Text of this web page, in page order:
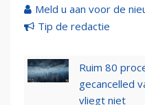
Meld u aan voor de
Tip de redactie
Ruim 80
gecancelled
vliegt niet